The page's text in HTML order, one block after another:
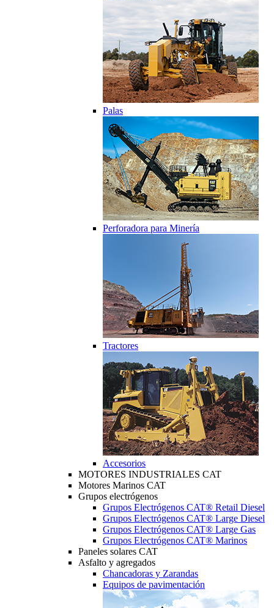
Palas
Perforadora para Minería
Tractores
Accesorios
MOTORES INDUSTRIALES CAT
Motores Marinos CAT
Grupos electrógenos
Grupos Electrógenos CAT® Retail Diesel
Grupos Electrógenos CAT® Large Diesel
Grupos Electrógenos CAT® Large Gas
Grupos Electrógenos CAT® Marinos
Paneles solares CAT
Asfalto y agregados
Chancadoras y Zarandas
Equipos de pavimentación